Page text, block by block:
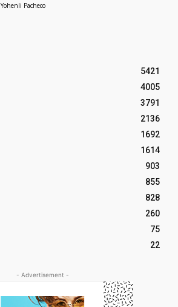
Yohenli Pacheco
5421
4005
3791
2136
1692
1614
903
855
828
260
75
22
- Advertisement -